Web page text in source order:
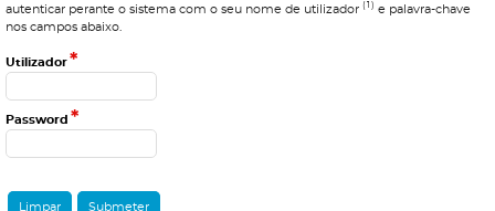
autenticar perante o sistema com o seu nome de utilizador (1) e palavra-chave
nos campos abaixo.
Utilizador*
Password *